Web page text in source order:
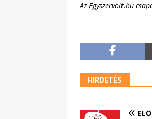
Az Egyszervolt.hu
HIRDETÉS